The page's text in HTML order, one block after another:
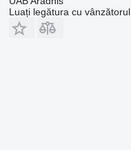
Luați legătura cu vânzătorul